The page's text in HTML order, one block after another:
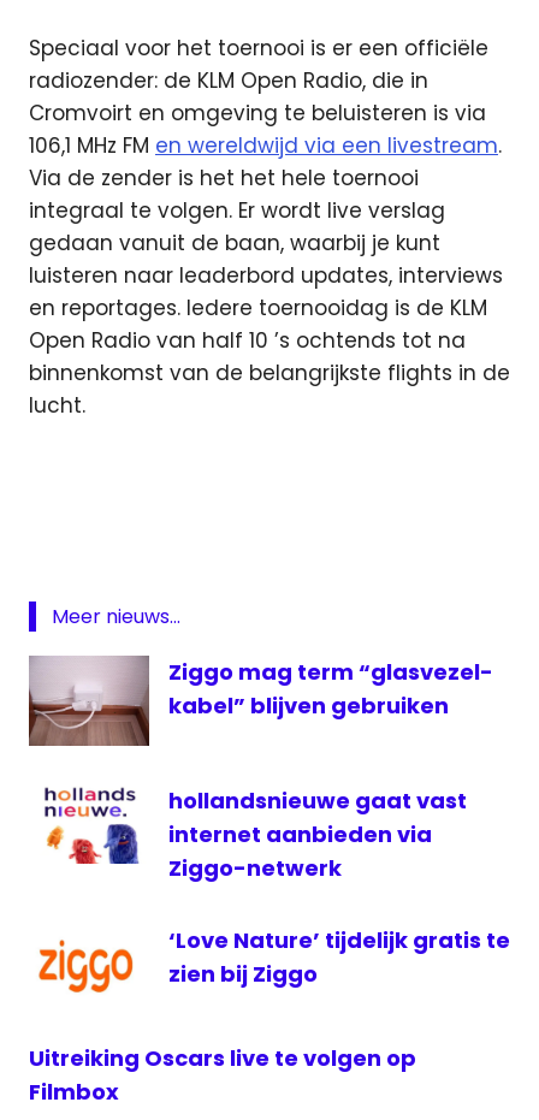
Speciaal voor het toernooi is er een officiële
radiozender: de KLM Open Radio, die in
Cromvoirt en omgeving te beluisteren is via
106,1 MHz FM en wereldwijd via een livestream.
Via de zender is het het hele toernooi
integraal te volgen. Er wordt live verslag
gedaan vanuit de baan, waarbij je kunt
luisteren naar leaderbord updates, interviews
en reportages. Iedere toernooidag is de KLM
Open Radio van half 10 ’s ochtends tot na
binnenkomst van de belangrijkste flights in de
lucht.
Open
Radio
ziggo
Ziggo
Meer nieuws...
Ziggo mag term “glasvezel-
kabel” blijven gebruiken
hollandsnieuwe gaat vast
internet aanbieden via
Ziggo-netwerk
‘Love Nature’ tijdelijk gratis te
zien bij Ziggo
Uitreiking Oscars live te volgen op
Filmbox